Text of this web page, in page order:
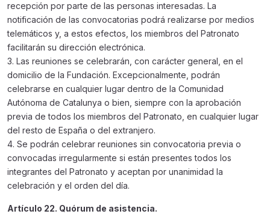
recepción por parte de las personas interesadas. La
notificación de las convocatorias podrá realizarse por medios
telemáticos y, a estos efectos, los miembros del Patronato
facilitarán su dirección electrónica.
3. Las reuniones se celebrarán, con carácter general, en el
domicilio de la Fundación. Excepcionalmente, podrán
celebrarse en cualquier lugar dentro de la Comunidad
Autónoma de Catalunya o bien, siempre con la aprobación
previa de todos los miembros del Patronato, en cualquier lugar
del resto de España o del extranjero.
4. Se podrán celebrar reuniones sin convocatoria previa o
convocadas irregularmente si están presentes todos los
integrantes del Patronato y aceptan por unanimidad la
celebración y el orden del día.
Artículo 22. Quórum de asistencia.